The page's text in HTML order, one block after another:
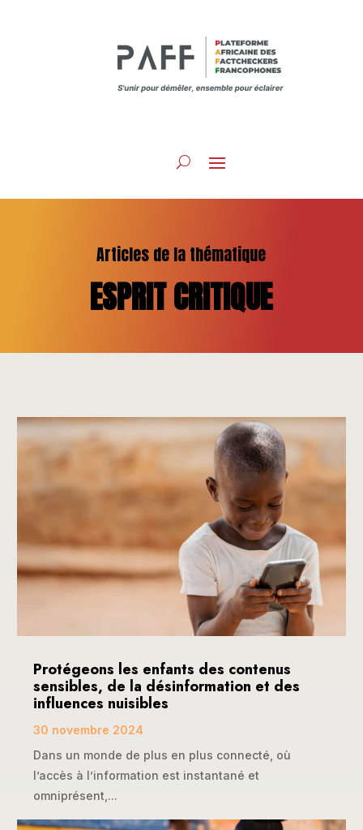
Articles de la thématique
ESPRIT CRITIQUE
Protégeons les enfants des contenus
sensibles, de la désinformation et des
influences nuisibles
30 novembre 2024
Dans un monde de plus en plus connecté, où
l’accès à l’information est instantané et
omniprésent,...